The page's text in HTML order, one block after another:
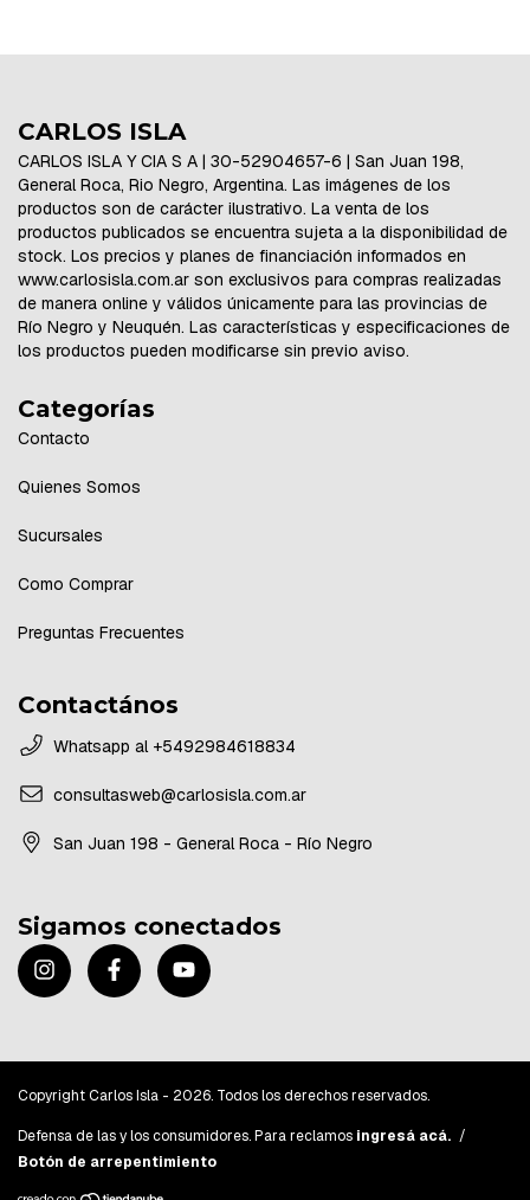
CARLOS ISLA
CARLOS ISLA Y CIA S A | 30-52904657-6 | San Juan 198,
General Roca, Rio Negro, Argentina. Las imágenes de los
productos son de carácter ilustrativo. La venta de los
productos publicados se encuentra sujeta a la disponibilidad de
stock. Los precios y planes de financiación informados en
www.carlosisla.com.ar son exclusivos para compras realizadas
de manera online y válidos únicamente para las provincias de
Río Negro y Neuquén. Las características y especificaciones de
los productos pueden modificarse sin previo aviso.
Categorías
Contacto
Quienes Somos
Sucursales
Como Comprar
Preguntas Frecuentes
Contactános
Whatsapp al +5492984618834
consultasweb@carlosisla.com.ar
San Juan 198 - General Roca - Río Negro
Sigamos conectados
Copyright Carlos Isla - 2026. Todos los derechos reservados.
Defensa de las y los consumidores. Para reclamos ingresá acá. /
Botón de arrepentimiento